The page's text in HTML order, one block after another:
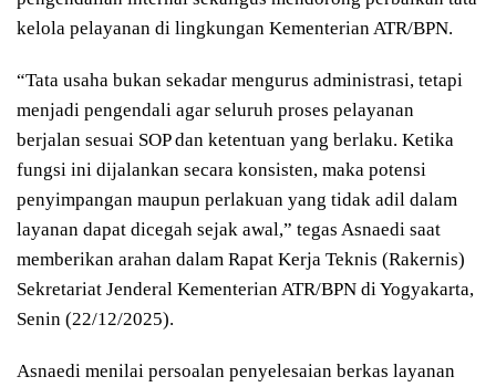
kelola pelayanan di lingkungan Kementerian ATR/BPN.
“Tata usaha bukan sekadar mengurus administrasi, tetapi
menjadi pengendali agar seluruh proses pelayanan
berjalan sesuai SOP dan ketentuan yang berlaku. Ketika
fungsi ini dijalankan secara konsisten, maka potensi
penyimpangan maupun perlakuan yang tidak adil dalam
layanan dapat dicegah sejak awal,” tegas Asnaedi saat
memberikan arahan dalam Rapat Kerja Teknis (Rakernis)
Sekretariat Jenderal Kementerian ATR/BPN di Yogyakarta,
Senin (22/12/2025).
Asnaedi menilai persoalan penyelesaian berkas layanan